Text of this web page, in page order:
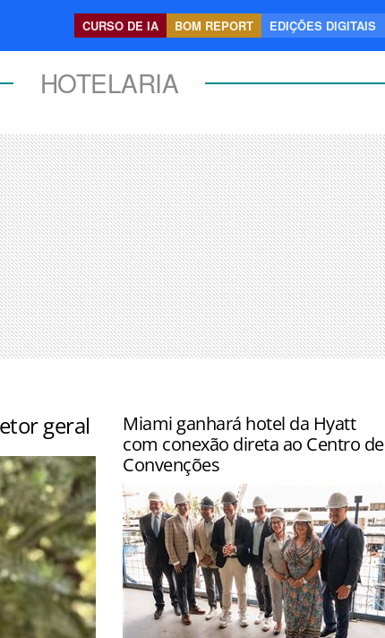
CURSO DE IA BOM REPORT EDIÇÕES DIGITAIS
HOTELARIA
geral
da rede
Miami ganhará hotel da Hyatt
com conexão direta ao Centro de
Convenções